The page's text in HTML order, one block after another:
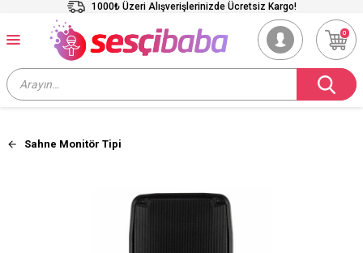
1000₺ Üzeri Alışverişlerinizde Ücretsiz Kargo!
0
Sahne Monitör Tipi